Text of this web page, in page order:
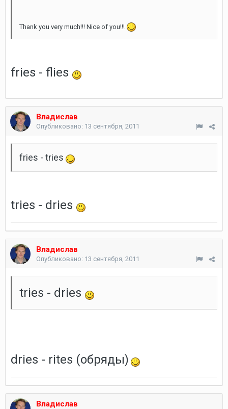
Thank you very much!!! Nice of you!!!
fries - flies
Владислав
Опубликовано: 13 сентября, 2011
fries - tries
tries - dries
Владислав
Опубликовано: 13 сентября, 2011
tries - dries
dries - rites (обряды)
Владислав